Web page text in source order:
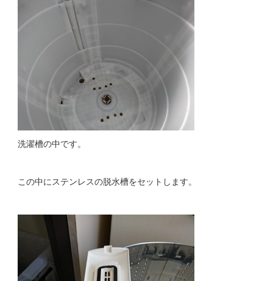
洗濯槽の中です。
この中にステンレスの脱水槽をセットします。